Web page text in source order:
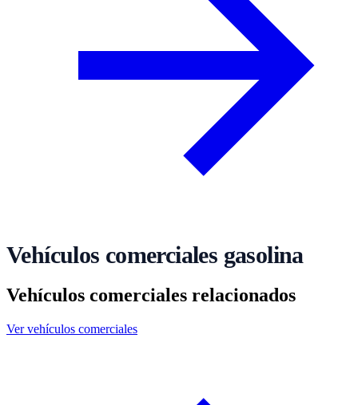
Vehículos comerciales gasolina
Vehículos comerciales relacionados
Ver vehículos comerciales